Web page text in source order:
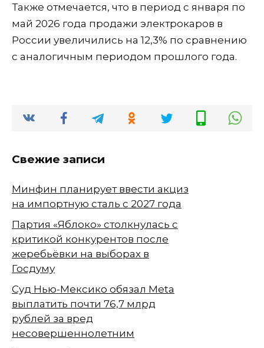
Также отмечается, что в период с января по
май 2026 года продажи электрокаров в
России увеличились на 12,3% по сравнению
с аналогичным периодом прошлого года.
Свежие записи
Минфин планирует ввести акциз
на импортную сталь с 2027 года
Партия «Яблоко» столкнулась с
критикой конкурентов после
жеребьёвки на выборах в
Госдуму
Суд Нью-Мексико обязал Meta
выплатить почти 76,7 млрд
рублей за вред
несовершеннолетним